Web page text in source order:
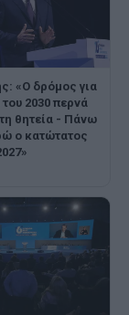
«Ο δρόμος για
2030 περνά
θητεία - Πάνω
ο κατώτατος